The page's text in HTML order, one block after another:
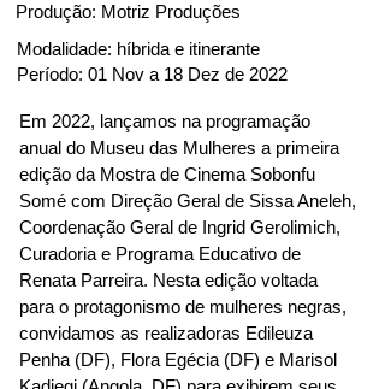
Produção: Motriz Produções
Modalidade: híbrida e itinerante
Período: 01 Nov a 18 Dez de 2022
Em 2022, lançamos na programação
anual do Museu das Mulheres a primeira
edição da Mostra de Cinema Sobonfu
Somé com Direção Geral de Sissa Aneleh,
Coordenação Geral de Ingrid Gerolimich,
Curadoria e Programa Educativo de
Renata Parreira. Nesta edição voltada
para o protagonismo de mulheres negras,
convidamos as realizadoras Edileuza
Penha (DF), Flora Egécia (DF) e Marisol